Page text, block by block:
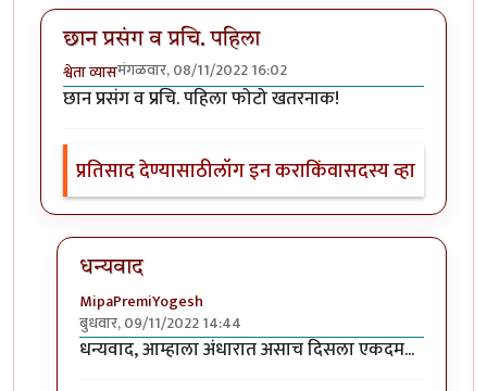
छान प्रसंग व प्रचि. पहिला
श्वेता व्यासमंगळवार, 08/11/2022 16:02
छान प्रसंग व प्रचि. पहिला फोटो खतरनाक!
प्रतिसाद देण्यासाठीलॉग इन कराकिंवासदस्य व्हा
धन्यवाद
MipaPremiYogesh
बुधवार, 09/11/2022 14:44
In reply toछान प्रसंग व प्रचि. पहिलाbyश्वेता व्यास
धन्यवाद, आम्हाला अंधारात असाच दिसला एकदम...